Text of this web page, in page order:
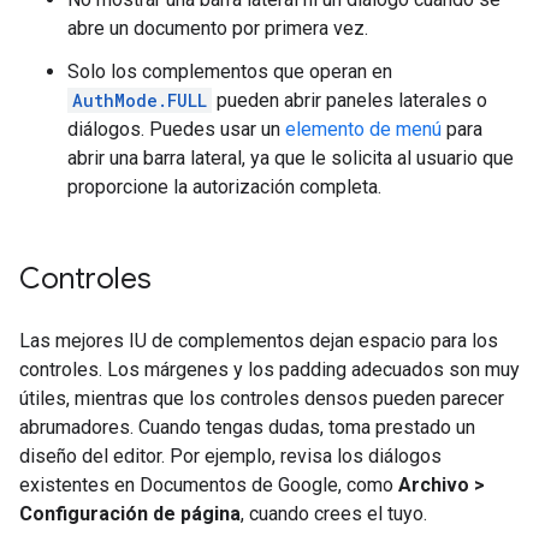
abre un documento por primera vez.
Solo los complementos que operan en
AuthMode.FULL pueden abrir paneles laterales o
diálogos. Puedes usar un elemento de menú para
abrir una barra lateral, ya que le solicita al usuario que
proporcione la autorización completa.
Controles
Las mejores IU de complementos dejan espacio para los
controles. Los márgenes y los padding adecuados son muy
útiles, mientras que los controles densos pueden parecer
abrumadores. Cuando tengas dudas, toma prestado un
diseño del editor. Por ejemplo, revisa los diálogos
existentes en Documentos de Google, como Archivo >
Configuración de página, cuando crees el tuyo.